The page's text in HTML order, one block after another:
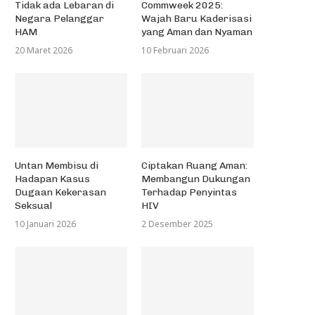
Tidak ada Lebaran di
Negara Pelanggar
HAM
20 Maret 2026
Commweek 2025:
Wajah Baru Kaderisasi
yang Aman dan Nyaman
10 Februari 2026
Untan Membisu di
Hadapan Kasus
Dugaan Kekerasan
Seksual
10 Januari 2026
Ciptakan Ruang Aman:
Membangun Dukungan
Terhadap Penyintas
HIV
2 Desember 2025